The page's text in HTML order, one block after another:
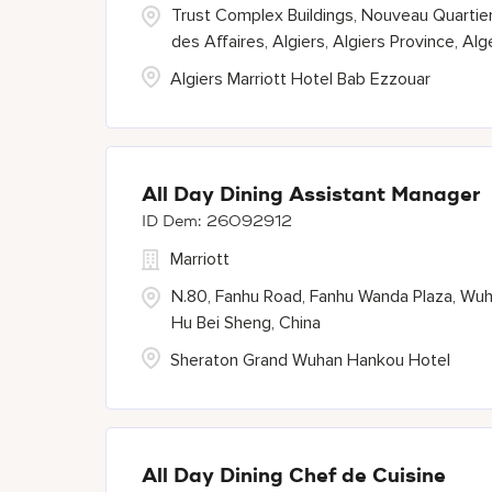
Trust Complex Buildings, Nouveau
des Affaires, Algiers, Algiers Province,
Algiers Marriott Hotel Bab Ezzouar
All Day Dining Assistant Manager
26092912
N.80, Fanhu Road, Fanhu Wanda Plaza,
Hu Bei Sheng, China
Marriott
Sheraton Grand Wuhan Hankou Hotel
All Day Dining Chef de Cuisine